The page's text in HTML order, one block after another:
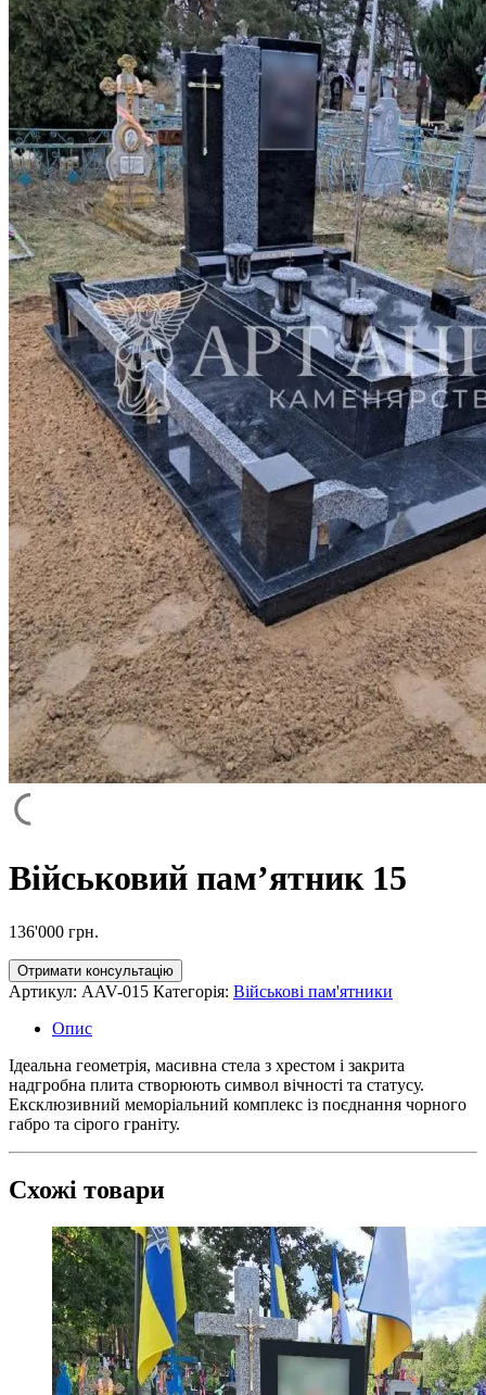
Військовий пам’ятник 15
136'000 грн.
Отримати консультацію
Артикул: AAV-015 Категорія: Військові пам'ятники
Опис
Ідеальна геометрія, масивна стела з хрестом і закрита
надгробна плита створюють символ вічності та статусу.
Ексклюзивний меморіальний комплекс із поєднання чорного
габро та сірого граніту.
Схожі товари